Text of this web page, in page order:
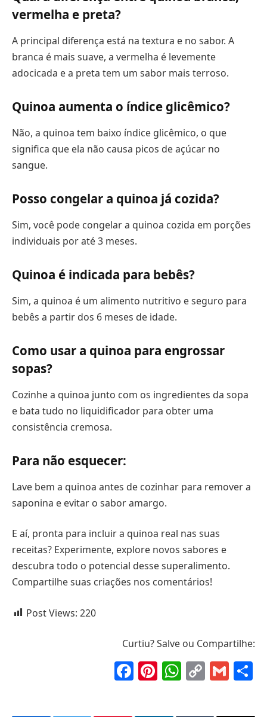
vermelha e preta?
A principal diferença está na textura e no sabor. A
branca é mais suave, a vermelha é levemente
adocicada e a preta tem um sabor mais terroso.
Quinoa aumenta o índice glicêmico?
Não, a quinoa tem baixo índice glicêmico, o que
significa que ela não causa picos de açúcar no
sangue.
Posso congelar a quinoa já cozida?
Sim, você pode congelar a quinoa cozida em porções
individuais por até 3 meses.
Quinoa é indicada para bebês?
Sim, a quinoa é um alimento nutritivo e seguro para
bebês a partir dos 6 meses de idade.
Como usar a quinoa para engrossar
sopas?
Cozinhe a quinoa junto com os ingredientes da sopa
e bata tudo no liquidificador para obter uma
consistência cremosa.
Para não esquecer:
Lave bem a quinoa antes de cozinhar para remover a
saponina e evitar o sabor amargo.
E aí, pronta para incluir a quinoa real nas suas
receitas? Experimente, explore novos sabores e
descubra todo o potencial desse superalimento.
Compartilhe suas criações nos comentários!
Post Views: 220
Curtiu? Salve ou Compartilhe:
Facebook
Pinterest
Copy